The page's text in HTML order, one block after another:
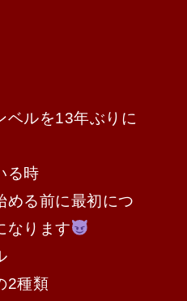
ベルを13年ぶりに
る時
める前に最初につ
なります
2種類